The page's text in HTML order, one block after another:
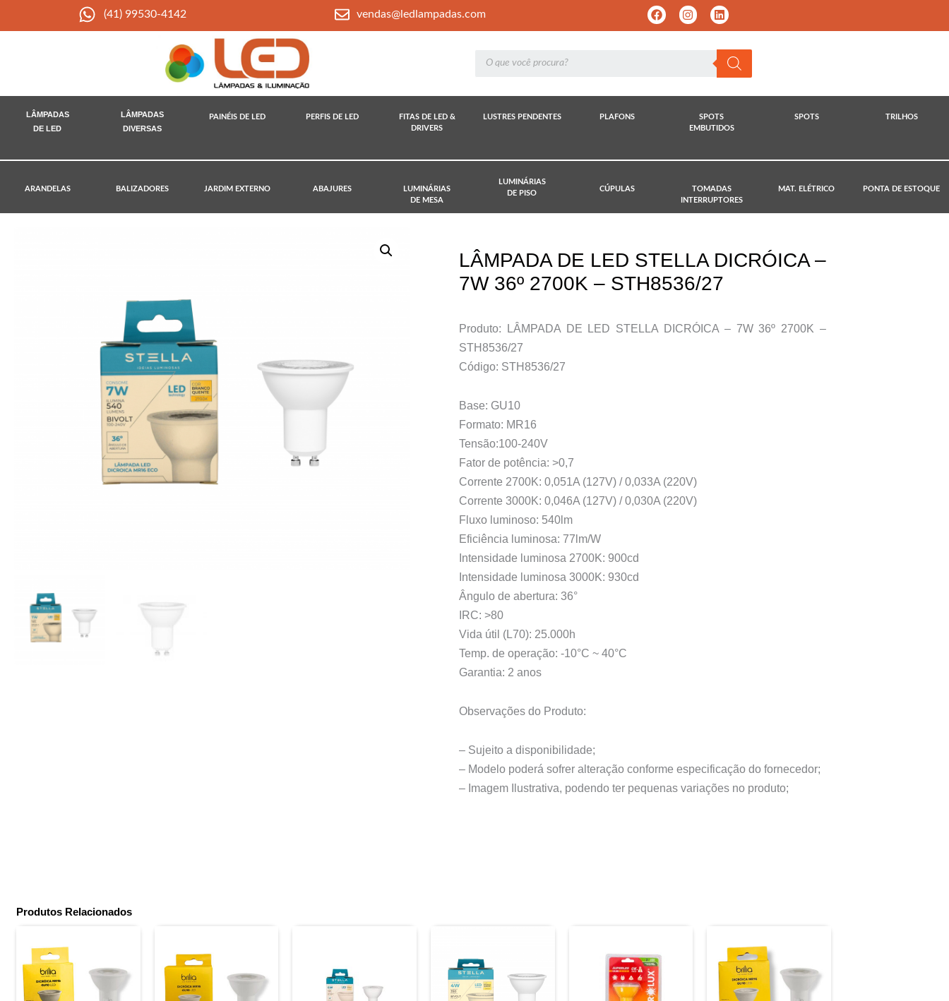
(41) 99530-4142 vendas@ledlampadas.com
LÂMPADAS
DE LED
LÂMPADAS
DIVERSAS
PAINÉIS DE LED PERFIS DE LED
FITAS DE LED &
DRIVERS
LUSTRES PENDENTES PLAFONS
SPOTS
EMBUTIDOS
SPOTS TRILHOS
ARANDELAS BALIZADORES JARDIM EXTERNO ABAJURES
LUMINÁRIAS
DE MESA
LUMINÁRIAS
DE PISO
CÚPULAS
TOMADAS
INTERRUPTORES
MAT. ELÉTRICO PONTA DE ESTOQUE
LÂMPADA DE LED STELLA DICRÓICA –
7W 36º 2700K – STH8536/27
Produto: LÂMPADA DE LED STELLA DICRÓICA – 7W 36º 2700K –
STH8536/27
Código: STH8536/27
Base: GU10
Formato: MR16
Tensão:100-240V
Fator de potência: >0,7
Corrente 2700K: 0,051A (127V) / 0,033A (220V)
Corrente 3000K: 0,046A (127V) / 0,030A (220V)
Fluxo luminoso: 540lm
Eficiência luminosa: 77lm/W
Intensidade luminosa 2700K: 900cd
Intensidade luminosa 3000K: 930cd
Ângulo de abertura: 36°
IRC: >80
Vida útil (L70): 25.000h
Temp. de operação: -10°C ~ 40°C
Garantia: 2 anos
Observações do Produto:
– Sujeito a disponibilidade;
– Modelo poderá sofrer alteração conforme especificação do fornecedor;
– Imagem Ilustrativa, podendo ter pequenas variações no produto;
Produtos Relacionados